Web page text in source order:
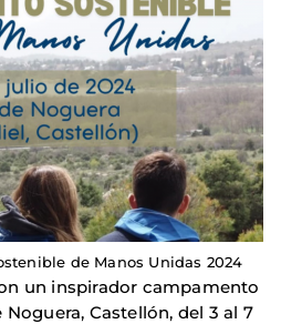
de Manos Unidas 2024
un inspirador campamento
Castellón, del 3 al 7